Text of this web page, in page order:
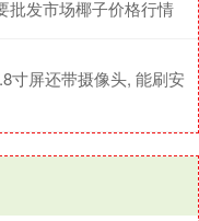
批发市场椰子价格行情
寸屏还带摄像头, 能刷安